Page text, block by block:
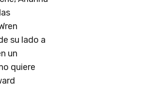
su lado a
un
quiere